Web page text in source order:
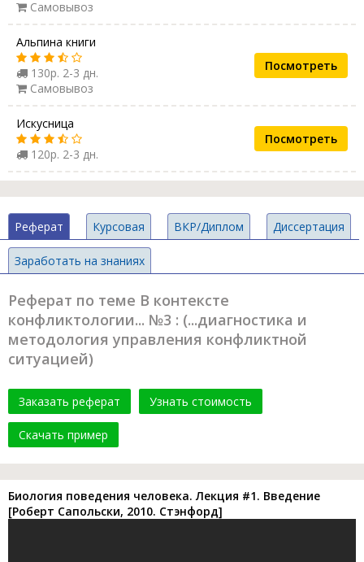
Самовывоз
Альпина книги
130р. 2-3 дн.
Самовывоз
Посмотреть
Искусница
120р. 2-3 дн.
Посмотреть
Реферат Курсовая ВКР/Диплом Диссертация
Заработать на знаниях
Реферат по теме В контексте
конфликтологии... №3 : (...диагностика и
методология управления конфликтной
ситуацией)
Заказать реферат Узнать стоимость
Скачать пример
Биология поведения человека. Лекция #1. Введение
[Роберт Сапольски, 2010. Стэнфорд]